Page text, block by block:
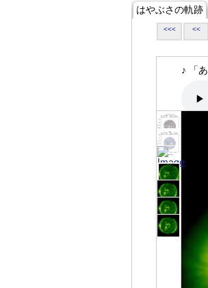
はやぶさの軌跡
<<< <<
♪ 「